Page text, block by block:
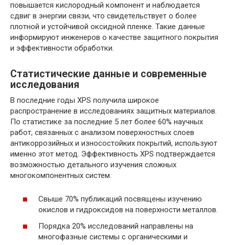
повышается кислородный компонент и наблюдается
сдвиг в энергии связи, что свидетельствует о более
плотной и устойчивой оксидной пленке. Такие данные
информируют инженеров о качестве защитного покрытия
и эффективности обработки.
Статистические данные и современные
исследования
В последние годы XPS получила широкое
распространение в исследованиях защитных материалов.
По статистике за последние 5 лет более 60% научных
работ, связанных с анализом поверхностных слоев
антикоррозийных и износостойких покрытий, используют
именно этот метод. Эффективность XPS подтверждается
возможностью детального изучения сложных
многокомпонентных систем.
Свыше 70% публикаций посвящены изучению
окислов и гидроксидов на поверхности металлов.
Порядка 20% исследований направлены на
многофазные системы с органическими и